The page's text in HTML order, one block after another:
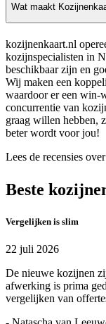
Wat maakt
kozijnenkaart.nl
kozijnspecialisten in
beschikbaar zijn en
Wij maken een
waardoor er een win-
concurrentie van
graag willen hebben,
beter wordt voor jou!
Lees de recensies over
Beste
Vergelijken is slim
22 juli 2026
De nieuwe kozijnen
afwerking is prima
vergelijken van